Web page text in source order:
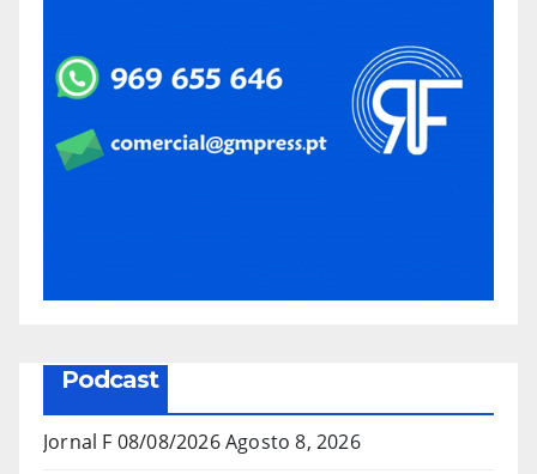
Podcast
Jornal F 08/08/2026Agosto 8, 2026